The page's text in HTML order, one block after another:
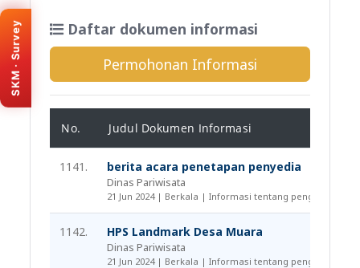
Daftar dokumen informasi
Permohonan Informasi
No. Judul Dokumen Informasi
1141. berita acara penetapan penyedia
Dinas Pariwisata
21 Jun 2024 | Berkala | Informasi tentang pengadaan
1142. HPS Landmark Desa Muara
Dinas Pariwisata
21 Jun 2024 | Berkala | Informasi tentang pengadaan
SKM · Survey
Survey Kepuasan
Masyarakat
Bantu kami meningkatkan layanan
e-PPID Provinsi Banten. Isi survey
melalui portal resmi SKM (tab baru).
Isi survey sekarang